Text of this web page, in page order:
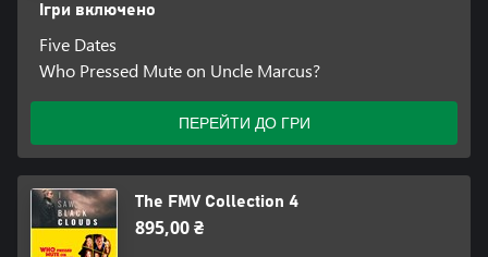
Ігри включено
Five Dates
Who Pressed Mute on Uncle Marcus?
ПЕРЕЙТИ ДО ГРИ
The FMV Collection 4
895,00 ₴